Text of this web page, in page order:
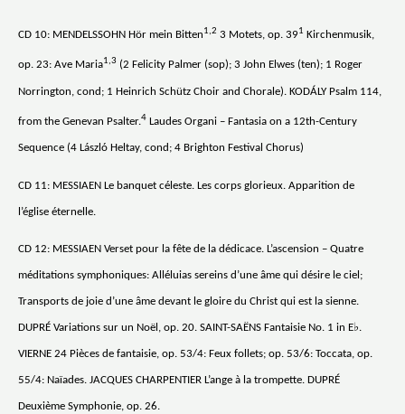
CD 10: MENDELSSOHN Hör mein Bitten1,2 3 Motets, op. 391 Kirchenmusik,
op. 23: Ave Maria1,3 (2 Felicity Palmer (sop); 3 John Elwes (ten); 1 Roger
Norrington, cond; 1 Heinrich Schütz Choir and Chorale). KODÁLY Psalm 114,
from the Genevan Psalter.4 Laudes Organi – Fantasia on a 12th-Century
Sequence (4 László Heltay, cond; 4 Brighton Festival Chorus)
CD 11: MESSIAEN Le banquet céleste. Les corps glorieux. Apparition de
l’église éternelle.
CD 12: MESSIAEN Verset pour la fête de la dédicace. L’ascension – Quatre
méditations symphoniques: Alléluias sereins d’une âme qui désire le ciel;
Transports de joie d’une âme devant le gloire du Christ qui est la sienne.
DUPRÉ Variations sur un Noël, op. 20. SAINT-SAËNS Fantaisie No. 1 in E♭.
VIERNE 24 Pièces de fantaisie, op. 53/4: Feux follets; op. 53/6: Toccata, op.
55/4: Naïades. JACQUES CHARPENTIER L’ange à la trompette. DUPRÉ
Deuxième Symphonie, op. 26.